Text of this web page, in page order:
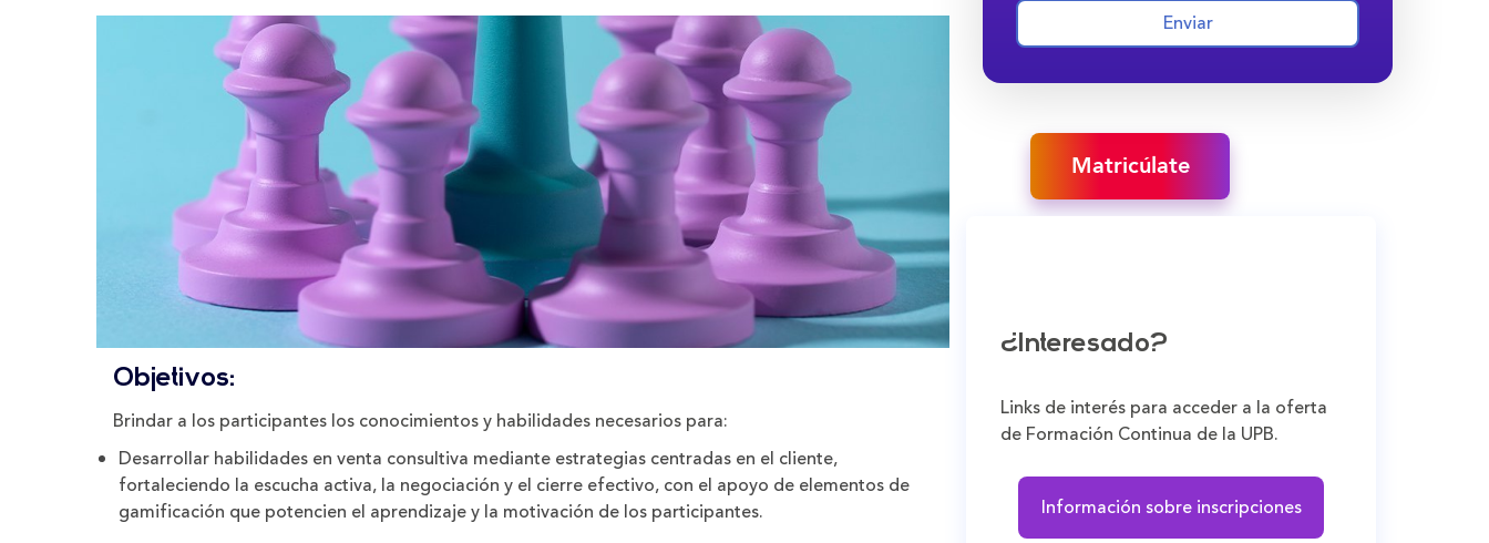
Objetivos:
Brindar a los participantes los conocimientos y habilidades necesarios para:
Desarrollar habilidades en venta consultiva mediante estrategias centradas en el cliente,
fortaleciendo la escucha activa, la negociación y el cierre efectivo, con el apoyo de elementos de
gamificación que potencien el aprendizaje y la motivación de los participantes.
Enviar
Matricúlate
¿Interesado?
Links de interés para acceder a la oferta
de Formación Continua de la UPB.
Información sobre inscripciones